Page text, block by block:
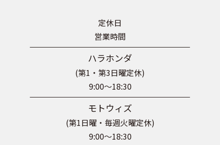
定休日
営業時間
ハラホンダ
(第1・第3日曜定休)
9:00～18:30
モトウィズ
(第1日曜・毎週火曜定休)
9:00～18:30